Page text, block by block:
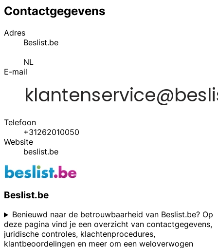
Contactgegevens
Adres
Beslist.be
NL
E-mail
Telefoon
+31262010050
Website
beslist.be
Beslist.be
Benieuwd naar de betrouwbaarheid van Beslist.be? Op
deze pagina vind je een overzicht van contactgegevens,
juridische controles, klachtenprocedures,
klantbeoordelingen en meer om een weloverwogen